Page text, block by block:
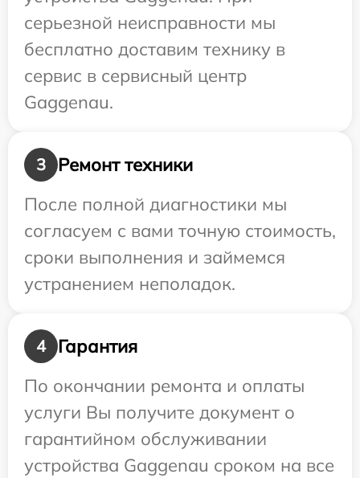
серьезной неисправности мы
бесплатно доставим технику в
сервис в сервисный центр
Gaggenau.
3
Ремонт техники
После полной диагностики мы
согласуем с вами точную стоимость,
сроки выполнения и займемся
устранением неполадок.
4
Гарантия
По окончании ремонта и оплаты
услуги Вы получите документ о
гарантийном обслуживании
устройства Gaggenau сроком на все